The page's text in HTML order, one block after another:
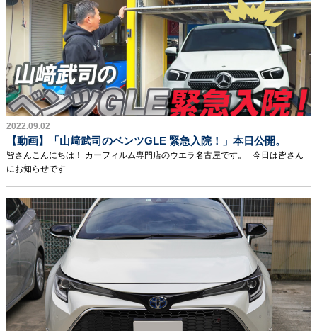
2022.09.02
【動画】「山﨑武司のベンツGLE 緊急入院！」本日公開。
皆さんこんにちは！ カーフィルム専門店のウエラ名古屋です。 今日は皆さん
にお知らせです